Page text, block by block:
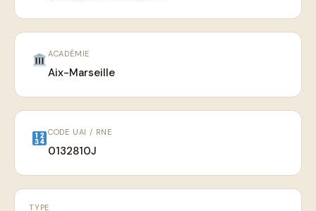
ACADÉMIE
Aix-Marseille
CODE UAI / RNE
0132810J
TYPE